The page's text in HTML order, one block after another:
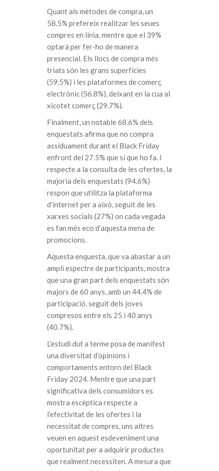
Quant als mètodes de compra, un
58.5% prefereix realitzar les seues
compres en línia, mentre que el 39%
optarà per fer-ho de manera
presencial. Els llocs de compra més
triats són les grans superfícies
(59.5%) i les plataformes de comerç
electrònic (56.8%), deixant en la cua al
xicotet comerç (29.7%).
Finalment, un notable 68.6% dels
enquestats afirma que no compra
assíduament durant el Black Friday
enfront del 27.5% que sí que ho fa. I
respecte a la consulta de les ofertes, la
majoria dels enquestats (94.6%)
respon que utilitza la plataforma
d’internet per a això, seguit de les
xarxes socials (27%) on cada vegada
es fan més eco d’aquesta mena de
promocions.
Aquesta enquesta, que va abastar a un
ampli espectre de participants, mostra
que una gran part dels enquestats són
majors de 60 anys, amb un 44.4% de
participació, seguit dels joves
compresos entre els 25 i 40 anys
(40.7%).
L’estudi dut a terme posa de manifest
una diversitat d’opinions i
comportaments entorn del Black
Friday 2024. Mentre que una part
significativa dels consumidors es
mostra escèptica respecte a
l’efectivitat de les ofertes i la
necessitat de compres, uns altres
veuen en aquest esdeveniment una
oportunitat per a adquirir productes
que realment necessiten. A mesura que